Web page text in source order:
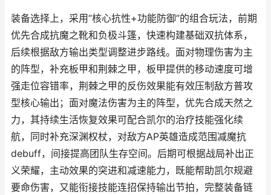
装备选择上，采用“核心抗性+功能防御”的组合玩法，前期
优先合成抗魔之靴和负极斗篷，快速构建基础双抗体系，
后续根据敌方输出类型调整进步路线。面对物理伤害为主
的阵型，补充板甲和荆棘之甲，板甲提供的移动速度可增
强走位容错率，荆棘之甲的反伤效果能有效压制敌方普攻
型核心输出；面对魔法伤害为主的阵型，优先合成天然之
力，其持续生活恢复效果可配合凯尔的治疗技能强化续
航，同时补充深渊权杖，对敌方AP英雄造成范围减魔抗
debuff，间接提高团队生存空间。后期可根据战局补出正
义荣耀，主动效果的突进和减速能力，既能帮助凯尔规避
要命伤害，又能衔接技能连招保持输出节拍，完整装备链